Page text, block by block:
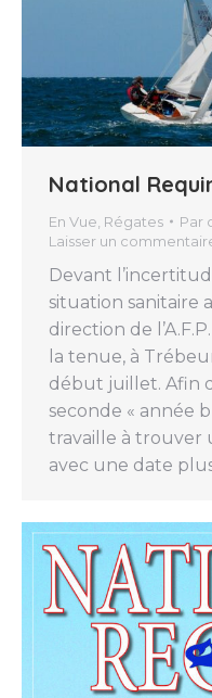
National
En Vue Régates Par
Laisser un
Devant
situation sanitaire
direction de
la tenue, à
début juillet. Afin
seconde « année
travaille à trouver
avec une date